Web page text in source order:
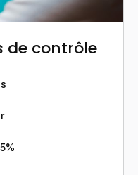
de contrôle